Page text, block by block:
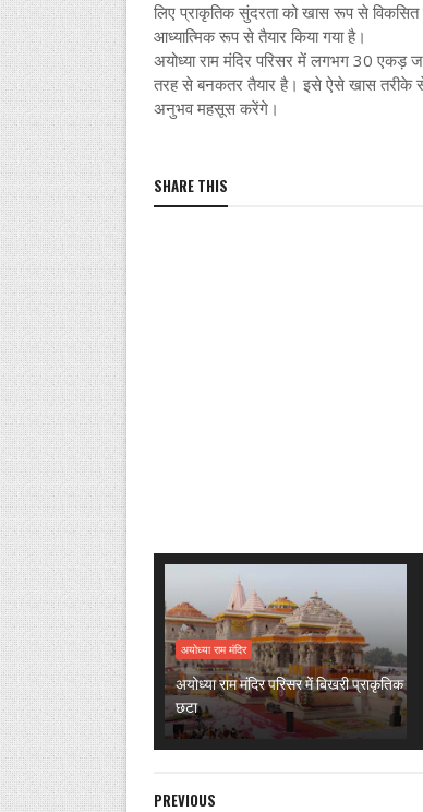
लिए प्राकृतिक सुंदरता को खास रूप से
आध्यात्मिक रूप से तैयार किया गया है।
अयोध्या राम मंदिर परिसर में लगभग 30 एकड़
तरह से बनकतर तैयार है। इसे ऐसे खास तरीके से
अनुभव महसूस करेंगे।
SHARE THIS
अयोध्या राम मंदिर
अयोध्या राम मंदिर परिसर में बिखरी प्राकृतिक
छटा
PREVIOUS